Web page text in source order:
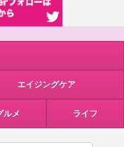
エイジングケア
ルメ ライフ